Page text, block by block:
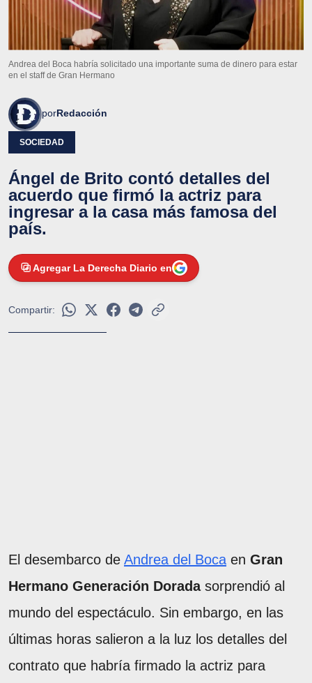
Andrea del Boca habría solicitado una importante suma de dinero para estar
en el staff de Gran Hermano
porRedacción
SOCIEDAD
Ángel de Brito contó detalles del
acuerdo que firmó la actriz para
ingresar a la casa más famosa del
país.
Agregar La Derecha Diario en
Compartir:
El desembarco de Andrea del Boca en Gran
Hermano Generación Doradasorprendió al
mundo del espectáculo. Sin embargo, en las
últimas horas salieron a la luz los detalles del
contrato que habría firmado la actriz para